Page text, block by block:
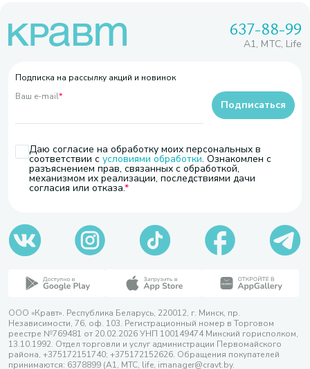
637-88-99
A1, МТС, Life
Подписка на рассылку акций и новинок
Ваш e-mail*
Даю согласие на обработку моих персональных в
соответствии с условиями обработки. Ознакомлен с
разъяснением прав, связанных с обработкой,
механизмом их реализации, последствиями дачи
согласия или отказа.
Подписаться
ООО «Кравт». Республика Беларусь, 220012, г. Минск, пр.
Независимости, 76, оф. 103. Регистрационный номер в Торговом
реестре №769481 от 20.02.2026 УНП 100149474 Минский горисполком,
13.10.1992. Отдел торговли и услуг администрации Первомайского
района, +375172151740; +375172152626. Обращения покупателей
принимаются: 6378899 (А1, МТС, life, imanager@cravt.by.